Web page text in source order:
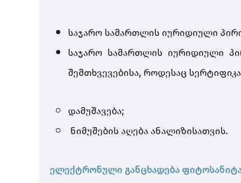
საჯარო სამართლის იურიდიული
საჯარო სამართლის იურიდიული
შემთხვევებისა, როდესაც
დამუშავება;
ნიმუშების აღება ანალიზისათვის.
ელექტრონული განცხადება